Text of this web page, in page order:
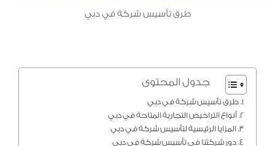
طرق تأسيس شركة في دبي
جدول المحتوى
طرق تأسيس شركة في دبي
أنواع التراخيص التجارية المتاحة في دبي
المزايا الرئيسية لتأسيس شركة في دبي
دور شركتنا في تأسيس شركة في دبي